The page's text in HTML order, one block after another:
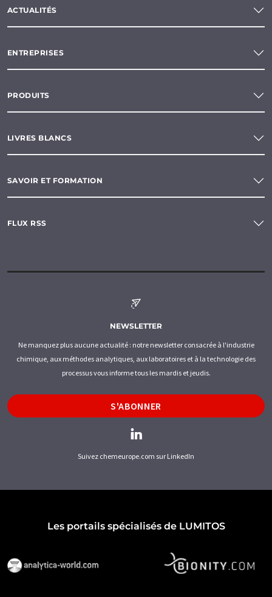
ACTUALITÉS
ENTREPRISES
PRODUITS
LIVRES BLANCS
SAVOIR ET FORMATION
FLUX RSS
NEWSLETTER
Ne manquez plus aucune actualité : notre newsletter consacrée à l'industrie
chimique, aux méthodes analytiques, aux laboratoires et à la technologie des
processus vous informe tous les mardis et jeudis.
S'ABONNER
Suivez chemeurope.com sur LinkedIn
Les portails spécialisés de LUMITOS